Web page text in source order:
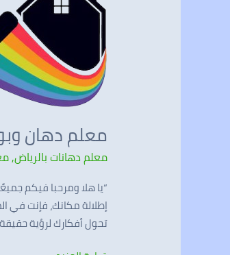
معلم دهان
معلم دهانات بالرياض,
“يا هلا ومرحبا فيكم
إطلالة مكانك، فإنت في
تحول أفكارك لرؤية
وبويات
الرياض